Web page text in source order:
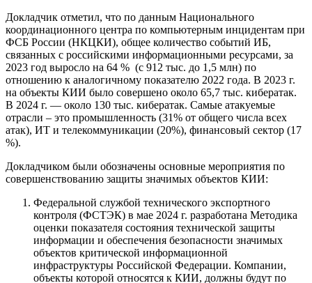
Докладчик отметил, что по данным Национального
координационного центра по компьютерным инцидентам при
ФСБ России (НКЦКИ), общее количество событий ИБ,
связанных с российскими информационными ресурсами, за
2023 год выросло на 64 % (с 912 тыс. до 1,5 млн) по
отношению к аналогичному показателю 2022 года. В 2023 г.
на объекты КИИ было совершено около 65,7 тыс. кибератак.
В 2024 г. — около 130 тыс. кибератак. Самые атакуемые
отрасли – это промышленность (31% от общего числа всех
атак), ИТ и телекоммуникации (20%), финансовый сектор (17
%).
Докладчиком были обозначены основные мероприятия по
совершенствованию защиты значимых объектов КИИ:
Федеральной службой технического экспортного
контроля (ФСТЭК) в мае 2024 г. разработана Методика
оценки показателя состояния технической защиты
информации и обеспечения безопасности значимых
объектов критической информационной
инфраструктуры Российской Федерации. Компании,
объекты которой относятся к КИИ, должны будут по